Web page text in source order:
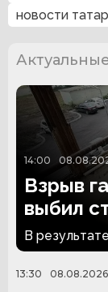
новости
14:00
Взрыв
выбил
В
13:30 08.08.2026